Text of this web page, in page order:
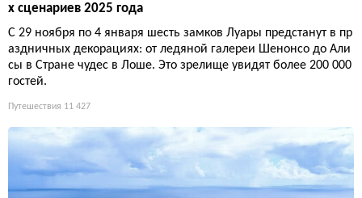
х сценариев 2025 года
С 29 ноября по 4 января шесть замков Луары предстанут в пр
аздничных декорациях: от ледяной галереи Шенонсо до Али
сы в Стране чудес в Лоше. Это зрелище увидят более 200 000
гостей.
Путешествия 11 427